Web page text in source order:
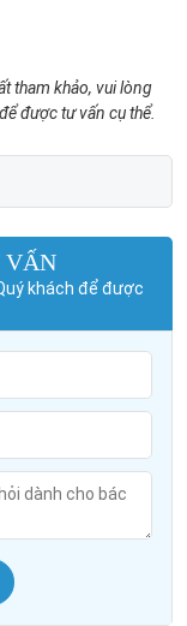
tham khảo, vui lòng
được tư vấn cụ thể.
VẤN
khách để được